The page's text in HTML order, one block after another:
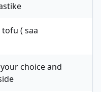
( saa
choice and